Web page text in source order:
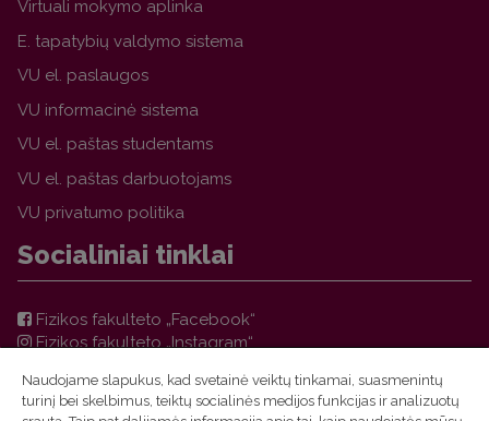
Virtuali mokymo aplinka
E. tapatybių valdymo sistema
VU el. paslaugos
VU informacinė sistema
VU el. paštas studentams
VU el. paštas darbuotojams
VU privatumo politika
Socialiniai tinklai
Fizikos fakulteto „Facebook“
Fizikos fakulteto „Instagram“
VU FF TFAI Molėtų astronomijos observatorijos
„Facebook“
Naudojame slapukus, kad svetainė veiktų tinkamai, suasmenintų
turinį bei skelbimus, teiktų socialinės medijos funkcijas ir analizuotų